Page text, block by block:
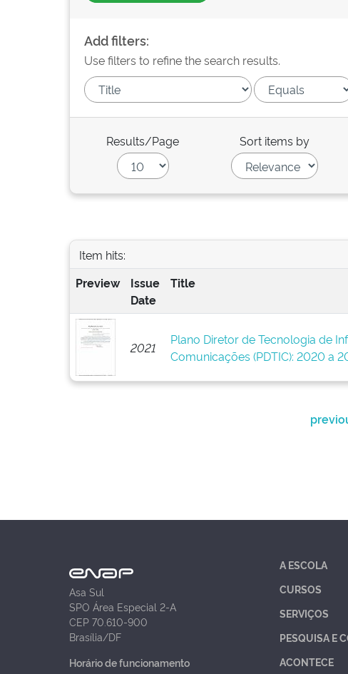
Add filters:
Use filters to refine the search results.
Results/Page Sort items by
Item hits:
Preview
Issue
Date
Title
2021
Plano Diretor de Tecnologia de
Comunicações (PDTIC): 2020 a
Asa Sul
SPO Área Especial 2-A
CEP 70.610-900
Brasília/DF
Horário de funcionamento
A ESCOLA
CURSOS
SERVIÇOS
PESQUISA E
ACONTECE